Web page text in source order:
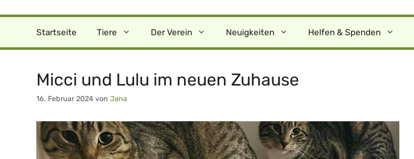
Startseite Tiere Der Verein Neuigkeiten Helfen & Spenden
Micci und Lulu im neuen Zuhause
16. Februar 2024 von Jana